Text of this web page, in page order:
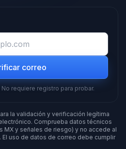
correo
requiere registro para probar.
la validación y verificación legítima
Comprueba datos técnicos
MX y señales de riesgo) y no accede al
uso de datos de correo debe cumplir